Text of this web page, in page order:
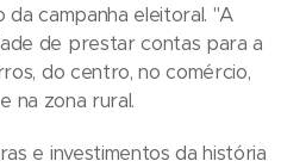
campanha eleitoral. "A
de prestar contas para a
do centro, no comércio,
na zona rural.
e investimentos da história